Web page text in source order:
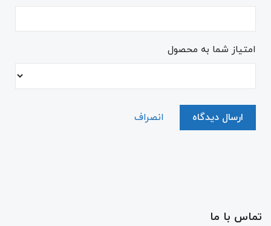
امتیاز شما به محصول
ارسال دیدگاه انصراف
تماس با ما